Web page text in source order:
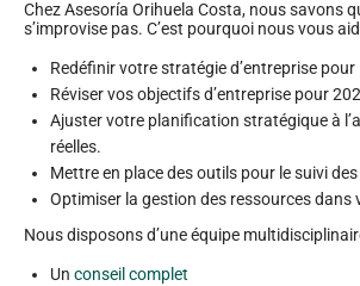
Chez Asesoría Orihuela Costa, nous savons
s’improvise pas. C’est pourquoi nous vous
Redéfinir votre stratégie d’entreprise
Réviser vos objectifs d’entreprise pour
Ajuster votre planification stratégique à
réelles.
Mettre en place des outils pour le suivi
Optimiser la gestion des ressources dans
Nous disposons d’une équipe
Unconseil complet